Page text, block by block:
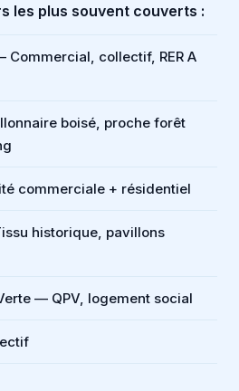
les plus souvent couverts :
collectif, RER A
boisé, proche forêt
commerciale + résidentiel
historique, pavillons
— QPV, logement social